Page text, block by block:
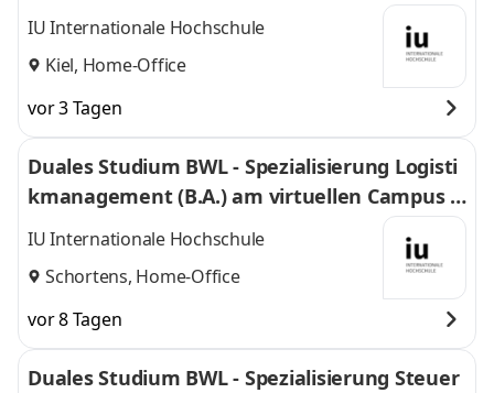
US Steuerberater Rechtsanwälte
IU Internationale Hochschule
Kiel, Home-Office
vor 3 Tagen
Duales Studium BWL - Spezialisierung Logisti
kmanagement (B.A.) am virtuellen Campus -
Nordfrost GmbH & Co. KG
IU Internationale Hochschule
Schortens, Home-Office
vor 8 Tagen
Duales Studium BWL - Spezialisierung Steuer